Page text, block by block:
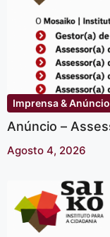
Imprensa &
Anúncio –
Agosto 4, 2026